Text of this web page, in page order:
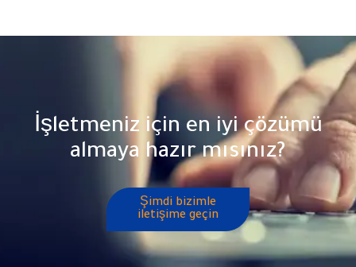
İşletmeniz için en iyi çözümü
almaya hazır mısınız?
Şimdi bizimle
iletişime geçin